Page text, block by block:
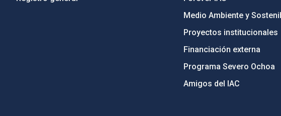
Medio Ambiente y
Proyectos institucionales
Financiación externa
Programa Severo Ochoa
Amigos del IAC